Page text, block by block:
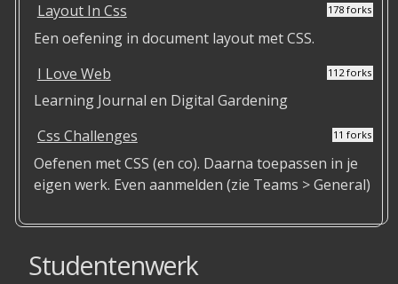
Layout In Css
178 forks
Een oefening in document layout met CSS.
I Love Web
112 forks
Learning Journal en Digital Gardening
Css Challenges
11 forks
Oefenen met CSS (en co). Daarna toepassen in je
eigen werk. Even aanmelden (zie Teams > General)
Studentenwerk